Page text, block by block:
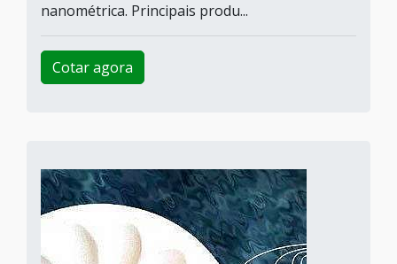
nanométrica. Principais produ...
Cotar agora